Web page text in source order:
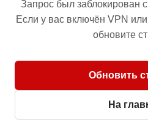
Запрос был заблокирован
Если у вас включён VPN
обновите
Обновить
На